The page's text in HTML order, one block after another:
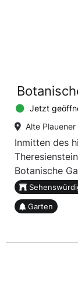
Jetzt
Alte
Inmitten des
Botanische
Garten